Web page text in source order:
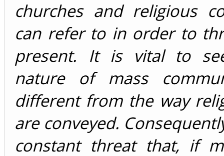
churches and religious
can refer to in order to
present. It is vital to
nature of mass
different from the way
are conveyed.
constant threat that, if